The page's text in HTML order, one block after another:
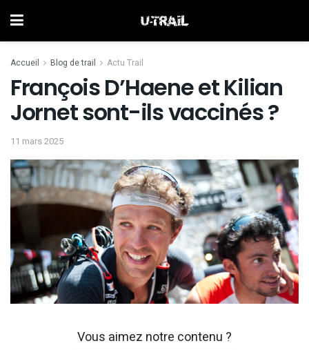
Accueil Blog de trail Actu Trail
François D’Haene et Kilian
Jornet sont-ils vaccinés ?
11 mars 2025
Vous aimez notre contenu ?